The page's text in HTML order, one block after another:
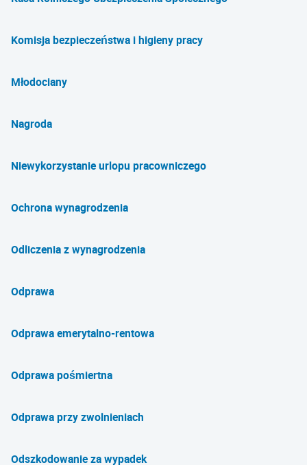
Komisja bezpieczeństwa i higieny pracy
Młodociany
Nagroda
Niewykorzystanie urlopu pracowniczego
Ochrona wynagrodzenia
Odliczenia z wynagrodzenia
Odprawa
Odprawa emerytalno-rentowa
Odprawa pośmiertna
Odprawa przy zwolnieniach
Odszkodowanie za wypadek